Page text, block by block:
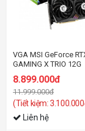
VGA MSI GeForce
GAMING X TRIO 12G
8.899.000đ
11.999.000đ
(Tiết kiệm:
Liên hệ